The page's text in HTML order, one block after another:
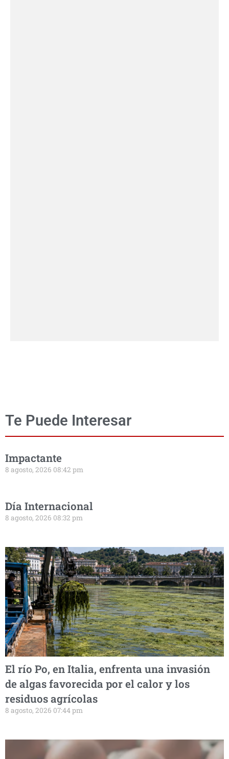
Te Puede Interesar
Impactante
8 agosto, 2026 08:42 pm
Día Internacional
8 agosto, 2026 08:32 pm
El río Po, en Italia, enfrenta una invasión
de algas favorecida por el calor y los
residuos agrícolas
8 agosto, 2026 07:44 pm